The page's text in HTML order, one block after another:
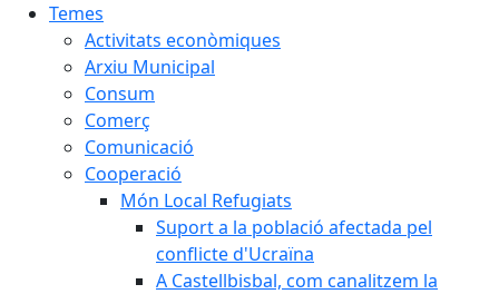
Temes
Activitats econòmiques
Arxiu Municipal
Consum
Comerç
Comunicació
Cooperació
Món Local Refugiats
Suport a la població afectada pel
conflicte d'Ucraïna
A Castellbisbal, com canalitzem la